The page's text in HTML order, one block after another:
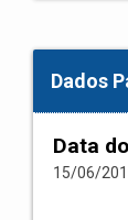
Dados
Data
15/06/